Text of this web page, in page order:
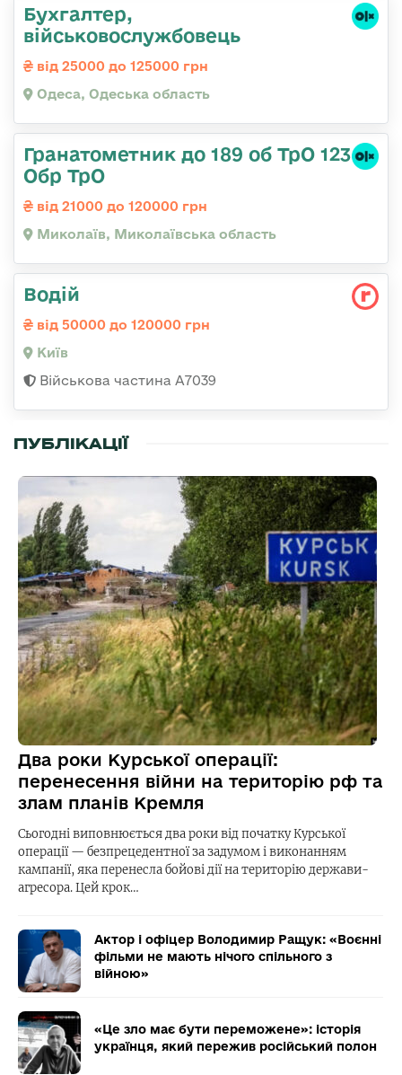
Бухгалтер,
військовослужбовець
від 25000 до 125000 грн
Одеса, Одеська область
Гранатометник до 189 об ТрО 123
Обр ТрО
від 21000 до 120000 грн
Миколаїв, Миколаївська область
Водій
від 50000 до 120000 грн
Київ
Військова частина А7039
ПУБЛІКАЦІЇ
Два роки Курської операції:
перенесення війни на територію рф та
злам планів Кремля
Сьогодні виповнюється два роки від початку Курської
операції — безпрецедентної за задумом і виконанням
кампанії, яка перенесла бойові дії на територію держави-
агресора. Цей крок…
Актор і офіцер Володимир Ращук: «Воєнні
фільми не мають нічого спільного з
війною»
«Це зло має бути переможене»: історія
українця, який пережив російський полон